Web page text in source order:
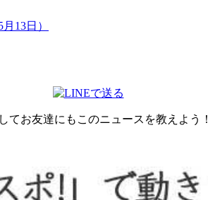
13日）
てお友達にもこのニュースを教えよう！